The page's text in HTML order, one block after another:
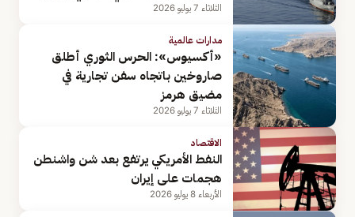
الثلاثاء 7 يوليو 2026
مدارات عالمية
«أكسيوس»: الحرس الثوري أطلق
صاروخين باتجاه سفن تجارية في
مضيق هرمز
الثلاثاء 7 يوليو 2026
الاقتصاد
النفط الأمريكي يرتفع بعد شن واشنطن
هجمات على إيران
الأربعاء 8 يوليو 2026